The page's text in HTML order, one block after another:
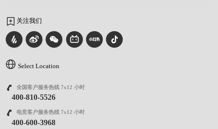
关注我们
Select Location
全国客户服务热线 7x12 小时
400-810-5526
电竞客户服务热线 7x12 小时
400-600-3968